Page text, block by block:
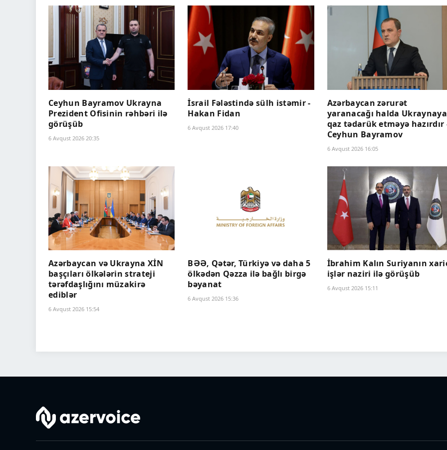
Ceyhun Bayramov Ukrayna
Prezident Ofisinin rəhbəri ilə
görüşüb
6 Avqust 2026 20:35
İsrail Fələstində sülh istəmir -
Hakan Fidan
6 Avqust 2026 17:40
Azərbaycan zərurət
yaranacağı halda Ukraynaya
qaz tədarük etməyə hazırdır
Ceyhun Bayramov
6 Avqust 2026 16:05
Azərbaycan və Ukrayna XİN
başçıları ölkələrin strateji
tərəfdaşlığını müzakirə
ediblər
6 Avqust 2026 15:54
BƏƏ, Qətər, Türkiyə və daha 5
ölkədən Qəzza ilə bağlı birgə
bəyanat
6 Avqust 2026 15:36
İbrahim Kalın Suriyanın
işlər naziri ilə görüşüb
6 Avqust 2026 15:11